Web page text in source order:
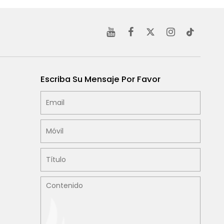
Escriba Su Mensaje Por Favor